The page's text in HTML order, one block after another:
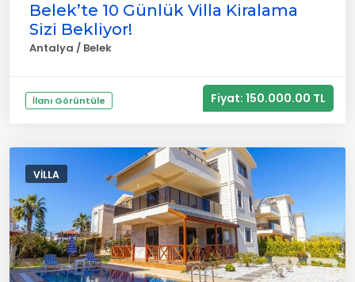
Belek’te 10 Günlük Villa Kiralama
Sizi Bekliyor!
Antalya / Belek
İlanı Görüntüle Fiyat: 150.000.00 TL
VILLA